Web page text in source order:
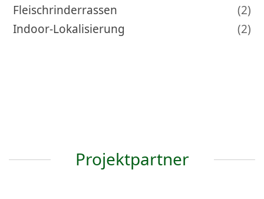
Fleischrinderrassen
(2)
Indoor-Lokalisierung
(2)
Projektpartner